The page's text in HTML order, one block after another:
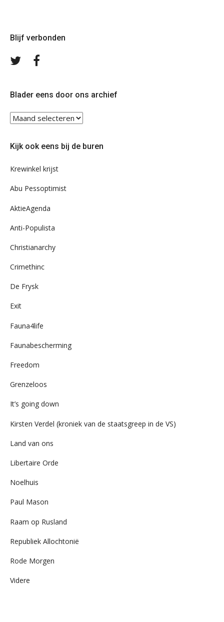
Blijf verbonden
Volg
Blader eens door ons archief
Blader
ons
Kijk ook eens bij de buren
Krewinkel krijst
Abu Pessoptimist
AktieAgenda
Anti-Populista
Christianarchy
Crimethinc
De Frysk
Exit
Fauna4life
Faunabescherming
Freedom
Grenzeloos
It’s going down
Kirsten Verdel (kroniek van de staatsgreep in de VS)
Land van ons
Libertaire Orde
Noelhuis
Paul Mason
Raam op Rusland
Republiek Allochtonië
Rode Morgen
Videre